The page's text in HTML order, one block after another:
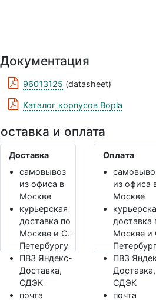
Документация
96013125 (datasheet)
Каталог корпусов Bopla
и оплата
Доставка
самовывоз
из офиса в
Москве
курьерская
доставка по
Москве и С.-
Петербургу
ПВЗ Яндекс-
Доставка,
СДЭК
почта
Оплата
из офиса
Москве
доставка
Москве и
ПВЗ
Доставка,
СДЭК
почта